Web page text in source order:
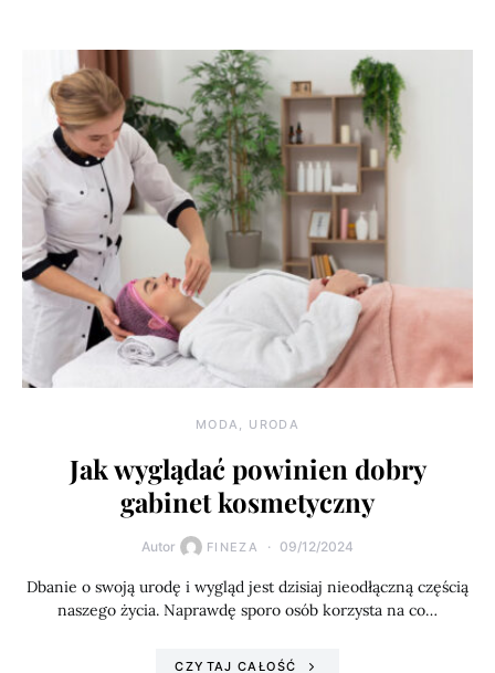
MODA, URODA
Jak wyglądać powinien dobry
gabinet kosmetyczny
Autor FINEZA 09/12/2024
Dbanie o swoją urodę i wygląd jest dzisiaj nieodłączną częścią
naszego życia. Naprawdę sporo osób korzysta na co…
CZYTAJ CAŁOŚĆ